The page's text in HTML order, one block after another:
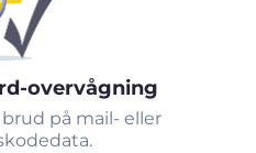
overvågning
på mail- eller